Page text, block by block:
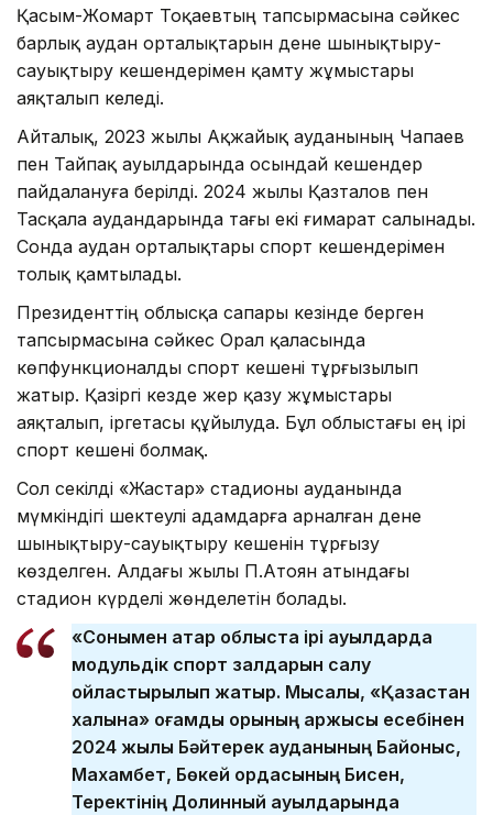
Қасым-Жомарт Тоқаевтың тапсырмасына сәйкес
барлық аудан орталықтарын дене шынықтыру-
сауықтыру кешендерімен қамту жұмыстары
аяқталып келеді.
Айталық, 2023 жылы Ақжайық ауданының Чапаев
пен Тайпақ ауылдарында осындай кешендер
пайдалануға берілді. 2024 жылы Қазталов пен
Тасқала аудандарында тағы екі ғимарат салынады.
Сонда аудан орталықтары спорт кешендерімен
толық қамтылады.
Президенттің облысқа сапары кезінде берген
тапсырмасына сәйкес Орал қаласында
көпфункционалды спорт кешені тұрғызылып
жатыр. Қазіргі кезде жер қазу жұмыстары
аяқталып, іргетасы құйылуда. Бұл облыстағы ең ірі
спорт кешені болмақ.
Сол секілді «Жастар» стадионы ауданында
мүмкіндігі шектеулі адамдарға арналған дене
шынықтыру-сауықтыру кешенін тұрғызу
көзделген. Алдағы жылы П.Атоян атындағы
стадион күрделі жөнделетін болады.
«Сонымен қатар облыста ірі ауылдарда
модульдік спорт залдарын салу
ойластырылып жатыр. Мысалы, «Қазақстан
халқына» қоғамдық қорының қаржысы есебінен
2024 жылы Бәйтерек ауданының Байқоныс,
Махамбет, Бөкей ордасының Бисен,
Теректінің Долинный ауылдарында